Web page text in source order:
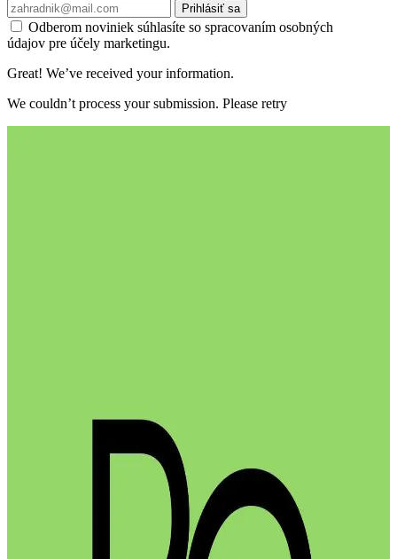
Prihlásiť sa
Odberom noviniek súhlasíte so spracovaním osobných
údajov pre účely marketingu.
Great! We’ve received your information.
We couldn’t process your submission. Please retry